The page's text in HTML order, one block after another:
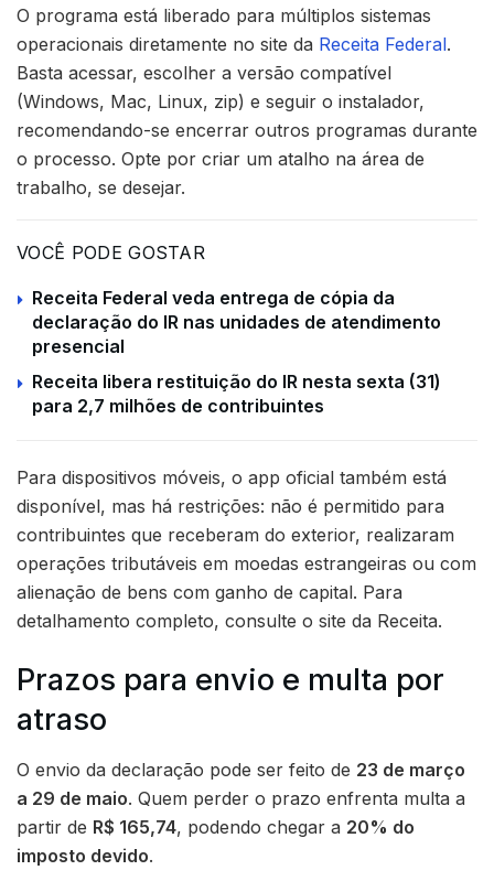
O programa está liberado para múltiplos sistemas
operacionais diretamente no site da Receita Federal.
Basta acessar, escolher a versão compatível
(Windows, Mac, Linux, zip) e seguir o instalador,
recomendando-se encerrar outros programas durante
o processo. Opte por criar um atalho na área de
trabalho, se desejar.
VOCÊ PODE GOSTAR
Receita Federal veda entrega de cópia da
declaração do IR nas unidades de atendimento
presencial
Receita libera restituição do IR nesta sexta (31)
para 2,7 milhões de contribuintes
Para dispositivos móveis, o app oficial também está
disponível, mas há restrições: não é permitido para
contribuintes que receberam do exterior, realizaram
operações tributáveis em moedas estrangeiras ou com
alienação de bens com ganho de capital. Para
detalhamento completo, consulte o site da Receita.
Prazos para envio e multa por
atraso
O envio da declaração pode ser feito de 23 de março
a 29 de maio. Quem perder o prazo enfrenta multa a
partir de R$ 165,74, podendo chegar a 20% do
imposto devido.